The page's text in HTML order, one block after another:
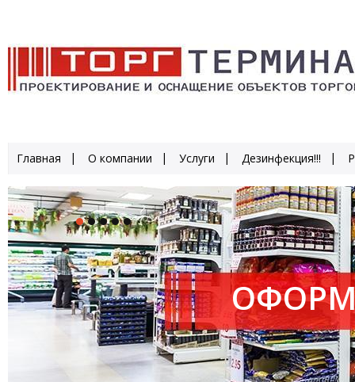
Главная О компании Услуги Дезинфекция!!!